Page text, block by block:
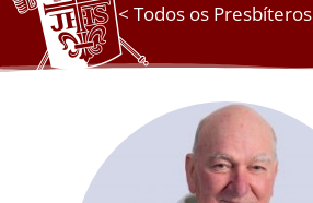
< Todos os Presbíteros